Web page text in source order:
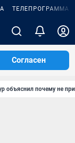
ТЕЛЕПРОГРАММА
Согласен
объяснил почему не